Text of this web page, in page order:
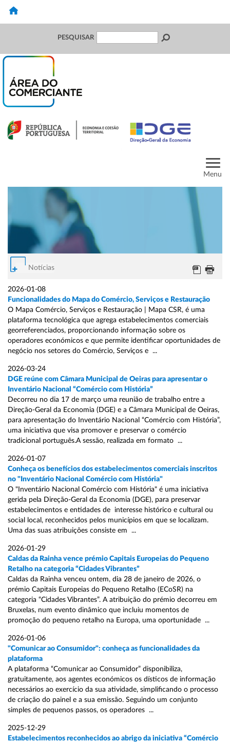
PESQUISAR
Menu
Notícias
2026-01-08
Funcionalidades do Mapa do Comércio, Serviços e Restauração
O Mapa Comércio, Serviços e Restauração | Mapa CSR, é uma
plataforma tecnológica que agrega estabelecimentos comerciais
georreferenciados, proporcionando informação sobre os
operadores económicos e que permite identificar oportunidades de
negócio nos setores do Comércio, Serviços e ...
2026-03-24
DGE reúne com Câmara Municipal de Oeiras para apresentar o
Inventário Nacional “Comércio com História”
Decorreu no dia 17 de março uma reunião de trabalho entre a
Direção-Geral da Economia (DGE) e a Câmara Municipal de Oeiras,
para apresentação do Inventário Nacional “Comércio com História”,
uma iniciativa que visa promover e preservar o comércio
tradicional português.A sessão, realizada em formato ...
2026-01-07
Conheça os benefícios dos estabelecimentos comerciais inscritos
no "Inventário Nacional Comércio com História"
O "Inventário Nacional Comércio com História" é uma iniciativa
gerida pela Direção-Geral da Economia (DGE), para preservar
estabelecimentos e entidades de interesse histórico e cultural ou
social local, reconhecidos pelos municípios em que se localizam.
Uma das suas atribuições consiste em ...
2026-01-29
Caldas da Rainha vence prémio Capitais Europeias do Pequeno
Retalho na categoria “Cidades Vibrantes”
Caldas da Rainha venceu ontem, dia 28 de janeiro de 2026, o
prémio Capitais Europeias do Pequeno Retalho (ECoSR) na
categoria “Cidades Vibrantes”. A atribuição do prémio decorreu em
Bruxelas, num evento dinâmico que incluiu momentos de
promoção do pequeno retalho na Europa, uma oportunidade ...
2026-01-06
"Comunicar ao Consumidor": conheça as funcionalidades da
plataforma
A plataforma “Comunicar ao Consumidor” disponibiliza,
gratuitamente, aos agentes económicos os dísticos de informação
necessários ao exercício da sua atividade, simplificando o processo
de criação do painel e a sua emissão. Seguindo um conjunto
simples de pequenos passos, os operadores ...
2025-12-29
Estabelecimentos reconhecidos ao abrigo da iniciativa “Comércio